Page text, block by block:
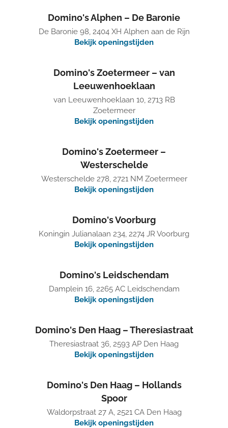
Domino's Alphen – De Baronie
De Baronie 98, 2404 XH Alphen aan de Rijn
Bekijk openingstijden
Domino's Zoetermeer – van
Leeuwenhoeklaan
van Leeuwenhoeklaan 10, 2713 RB
Zoetermeer
Bekijk openingstijden
Domino's Zoetermeer –
Westerschelde
Westerschelde 278, 2721 NM Zoetermeer
Bekijk openingstijden
Domino's Voorburg
Koningin Julianalaan 234, 2274 JR Voorburg
Bekijk openingstijden
Domino's Leidschendam
Damplein 16, 2265 AC Leidschendam
Bekijk openingstijden
Domino's Den Haag – Theresiastraat
Theresiastraat 36, 2593 AP Den Haag
Bekijk openingstijden
Domino's Den Haag – Hollands
Spoor
Waldorpstraat 27 A, 2521 CA Den Haag
Bekijk openingstijden